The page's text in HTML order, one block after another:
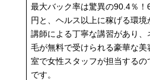
最大バック率は驚異の90.4％
円と、ヘルス以上に稼げる環
講師による丁寧な講習があり
毛が無料で受けられる豪華な
室で女性スタッフが担当するの
です。